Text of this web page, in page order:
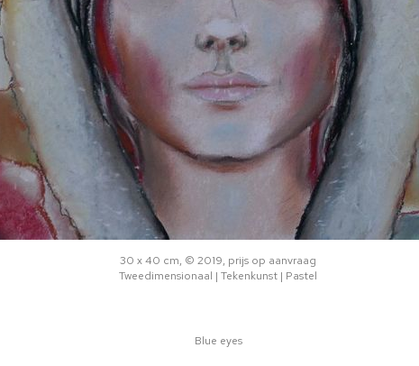
30 x 40 cm, © 2019, prijs op aanvraag
Tweedimensionaal | Tekenkunst | Pastel
Blue eyes